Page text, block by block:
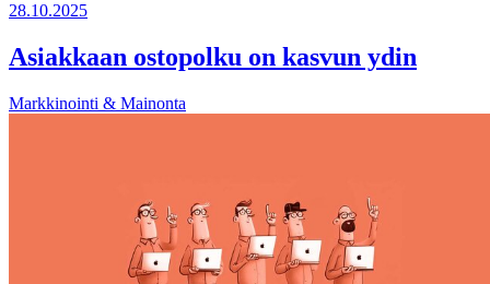
28.10.2025
Asiakkaan ostopolku on kasvun ydin
Markkinointi & Mainonta